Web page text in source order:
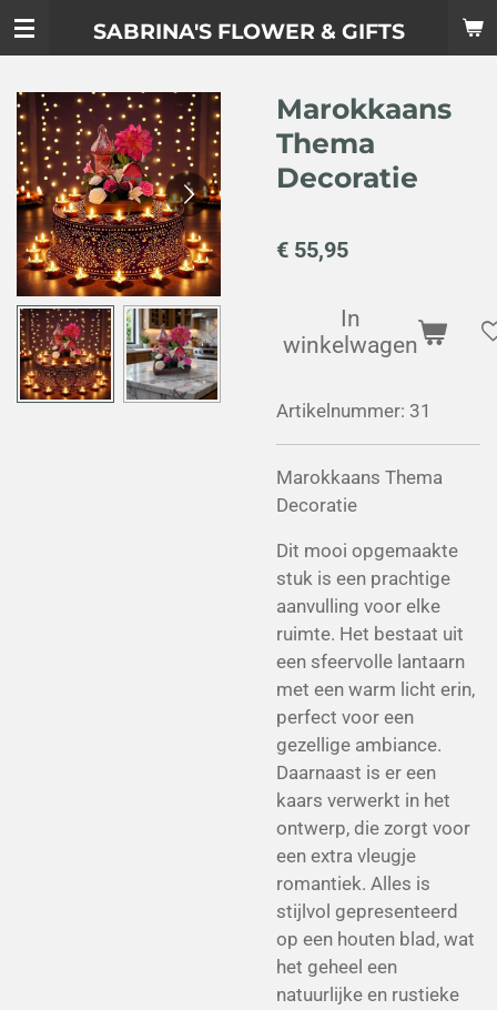
Ga
direct
de
hoofdinhoud
SABRINA'S FLOWER & GIFTS
Marokkaans
Thema
Decoratie
€ 55,95
In
winkelwagen
Artikelnummer: 31
Marokkaans Thema
Decoratie
Dit mooi opgemaakte
stuk is een prachtige
aanvulling voor elke
ruimte. Het bestaat uit
een sfeervolle lantaarn
met een warm licht erin,
perfect voor een
gezellige ambiance.
Daarnaast is er een
kaars verwerkt in het
ontwerp, die zorgt voor
een extra vleugje
romantiek. Alles is
stijlvol gepresenteerd
op een houten blad, wat
het geheel een
natuurlijke en rustieke